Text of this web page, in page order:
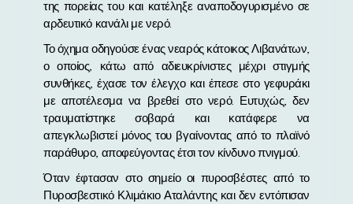
της πορείας του και κατέληξε αναποδογυρισμένο σε
αρδευτικό κανάλι με νερό.
Το όχημα οδηγούσε ένας νεαρός κάτοικος Λιβανάτων,
ο οποίος, κάτω από αδιευκρίνιστες μέχρι στιγμής
συνθήκες, έχασε τον έλεγχο και έπεσε στο γεφυράκι
με αποτέλεσμα να βρεθεί στο νερό. Ευτυχώς, δεν
τραυματίστηκε σοβαρά και κατάφερε να
απεγκλωβιστεί μόνος του βγαίνοντας από το πλαϊνό
παράθυρο, αποφεύγοντας έτσι τον κίνδυνο πνιγμού.
Όταν έφτασαν στο σημείο οι πυροσβέστες από το
Πυροσβεστικό Κλιμάκιο Αταλάντης και δεν εντόπισαν